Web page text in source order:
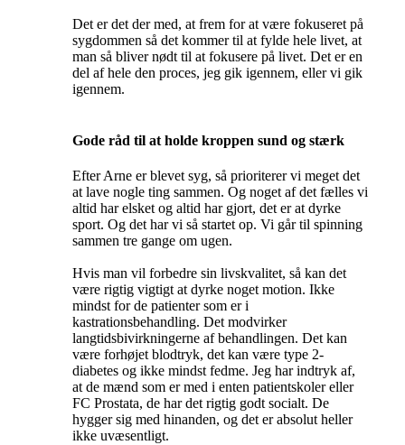
Det er det der med, at frem for at være fokuseret på
sygdommen så det kommer til at fylde hele livet, at
man så bliver nødt til at fokusere på livet. Det er en
del af hele den proces, jeg gik igennem, eller vi gik
igennem.
Gode råd til at holde kroppen sund og stærk
Efter Arne er blevet syg, så prioriterer vi meget det
at lave nogle ting sammen. Og noget af det fælles vi
altid har elsket og altid har gjort, det er at dyrke
sport. Og det har vi så startet op. Vi går til spinning
sammen tre gange om ugen.
Hvis man vil forbedre sin livskvalitet, så kan det
være rigtig vigtigt at dyrke noget motion. Ikke
mindst for de patienter som er i
kastrationsbehandling. Det modvirker
langtidsbivirkningerne af behandlingen. Det kan
være forhøjet blodtryk, det kan være type 2-
diabetes og ikke mindst fedme. Jeg har indtryk af,
at de mænd som er med i enten patientskoler eller
FC Prostata, de har det rigtig godt socialt. De
hygger sig med hinanden, og det er absolut heller
ikke uvæsentligt.